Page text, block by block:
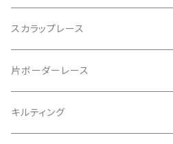
綿60ローン
ダブルガーゼ
ラミーリネン
スカラップレース
ハーフリネン
ダブルガーゼ
片ボーダーレース
シャツコール
キルティング